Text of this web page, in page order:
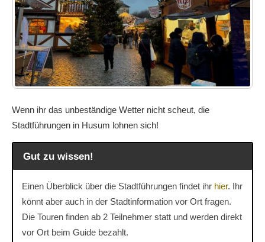
Wenn ihr das unbeständige Wetter nicht scheut, die
Stadtführungen in Husum lohnen sich!
Gut zu wissen!
Einen Überblick über die Stadtführungen findet ihr hier. Ihr
könnt aber auch in der Stadtinformation vor Ort fragen.
Die Touren finden ab 2 Teilnehmer statt und werden direkt
vor Ort beim Guide bezahlt.